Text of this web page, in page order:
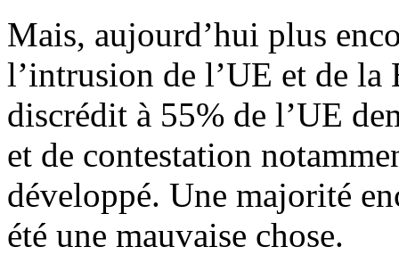
Mais, aujourd’hui plus
l’intrusion de l’UE et de
discrédit à 55% de l’UE
et de contestation
développé. Une majorité
été une mauvaise chose.